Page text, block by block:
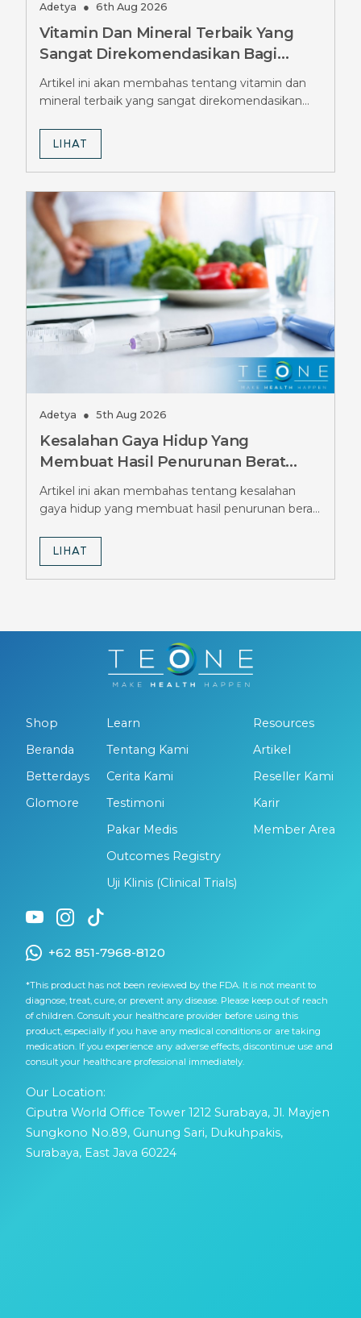
Adetya ● 6th Aug 2026
Vitamin Dan Mineral Terbaik Yang
Sangat Direkomendasikan Bagi
Pengguna Ozempic, Jangan
Diabaikan
Artikel ini akan membahas tentang vitamin dan
mineral terbaik yang sangat direkomendasikan
LIHAT
Adetya ● 5th Aug 2026
Kesalahan Gaya Hidup Yang
Membuat Hasil Penurunan Berat
Badan GLP-1 Terhambat, Wajib
Dihindari
Artikel ini akan membahas tentang kesalahan
gaya hidup yang membuat hasil penurunan berat
LIHAT
Shop
Beranda
Betterdays
Glomore
Learn
Tentang Kami
Cerita Kami
Testimoni
Pakar Medis
Outcomes Registry
Uji Klinis (Clinical Trials)
Resources
Artikel
Reseller Kami
Karir
Member Area
+62 851-7968-8120
*This product has not been reviewed by the FDA. It is not meant to
diagnose, treat, cure, or prevent any disease. Please keep out of reach
of children. Consult your healthcare provider before using this
product, especially if you have any medical conditions or are taking
medication. If you experience any adverse effects, discontinue use and
consult your healthcare professional immediately.
Our Location:
Ciputra World Office Tower 1212 Surabaya, Jl. Mayjen
Sungkono No.89, Gunung Sari, Dukuhpakis,
Surabaya, East Java 60224